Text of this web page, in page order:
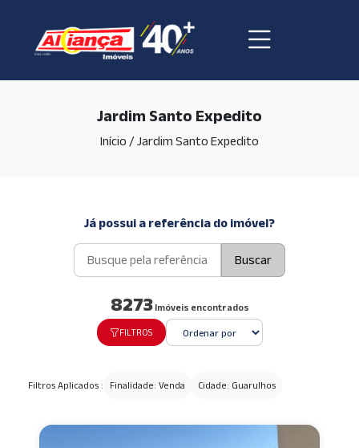
Jardim Santo Expedito
Início /Jardim Santo Expedito
Já possui a referência do imóvel?
Buscar
8273Imóveis encontrados
FILTROS
Filtros Aplicados : Finalidade: Venda Cidade: Guarulhos